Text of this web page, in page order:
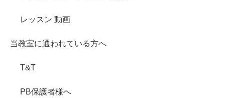
レッスン 動画
当教室に通われている方へ
T&T
PB保護者様へ